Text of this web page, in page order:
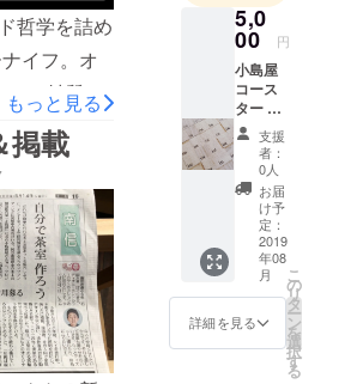
哲学を詰め
イフ。オ
。 材質
くて粘り
使
store.com/
ナイフ 寸
㍉ 材
デ 仕上
ッシュ 用
封（右利
もっと見る
掲載
5,0
00 円
小島屋
コース
ター ※
送料
込・保
証付
支援
者：
0人
お届
け予
定：
2019
年08
月
詳細を見る
こ
の
リ
タ
ー
ン
を
選
択
す
る